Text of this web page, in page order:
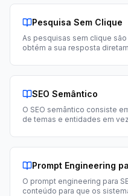
Pesquisa Sem Clique
As pesquisas sem clique
obtém a sua resposta
SEO Semântico
O SEO semântico consiste
de temas e entidades em
Prompt Engineering
O prompt engineering para
conteúdo para que os